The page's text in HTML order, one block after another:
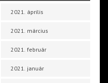
2021. április
2021. március
2021. február
2021. január